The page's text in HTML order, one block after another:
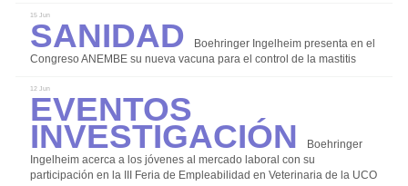
Reproducción y Genética
Sanidad
Eventos
Legislación
Mercados
15 Jun
Sanidad
Boehringer Ingelheim presenta en el
Congreso ANEMBE su nueva vacuna para el control de la mastitis
12 Jun
Eventos
Investigación
Boehringer
Ingelheim acerca a los jóvenes al mercado laboral con su
participación en la III Feria de Empleabilidad en Veterinaria de la UCO